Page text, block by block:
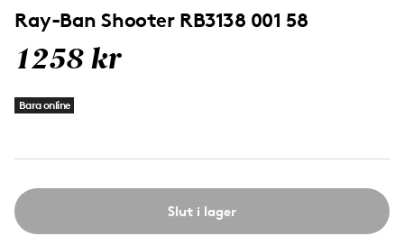
Ray-Ban Shooter RB3138 001 58
1258 kr
Bara online
Slut i lager